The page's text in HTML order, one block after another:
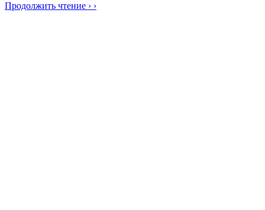
Продолжить чтение › ›